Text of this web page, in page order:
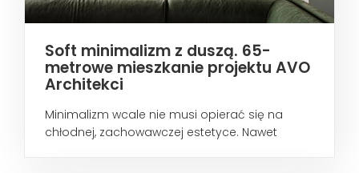
Soft minimalizm z duszą. 65-
metrowe mieszkanie projektu AVO
Architekci
Minimalizm wcale nie musi opierać się na
chłodnej, zachowawczej estetyce. Nawet